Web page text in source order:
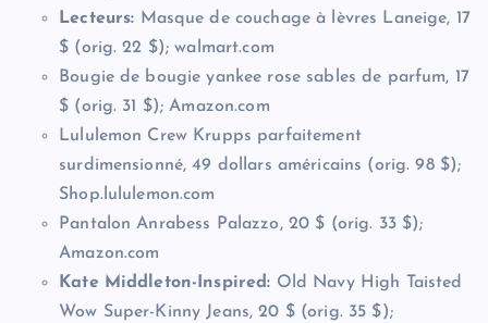
Lecteurs: Masque de couchage à lèvres Laneige, 17
$ (orig. 22 $); walmart.com
Bougie de bougie yankee rose sables de parfum, 17
$ (orig. 31 $); Amazon.com
Lululemon Crew Krupps parfaitement
surdimensionné, 49 dollars américains (orig. 98 $);
Shop.lululemon.com
Pantalon Anrabess Palazzo, 20 $ (orig. 33 $);
Amazon.com
Kate Middleton-Inspired: Old Navy High Taisted
Wow Super-Kinny Jeans, 20 $ (orig. 35 $);